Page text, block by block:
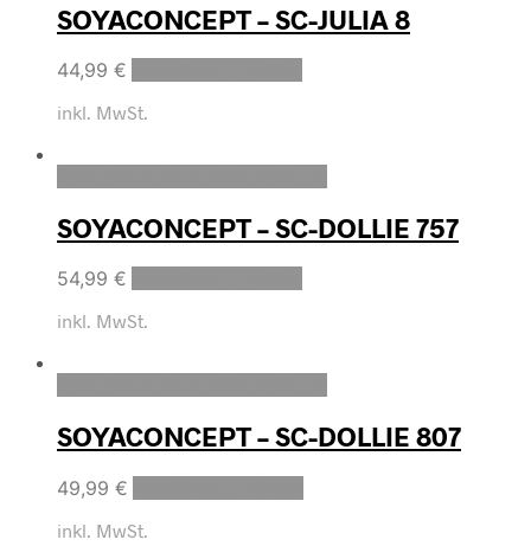
SOYACONCEPT – SC-JULIA 8
44,99 €
inkl. MwSt.
SOYACONCEPT – SC-DOLLIE 757
54,99 €
inkl. MwSt.
SOYACONCEPT – SC-DOLLIE 807
49,99 €
inkl. MwSt.